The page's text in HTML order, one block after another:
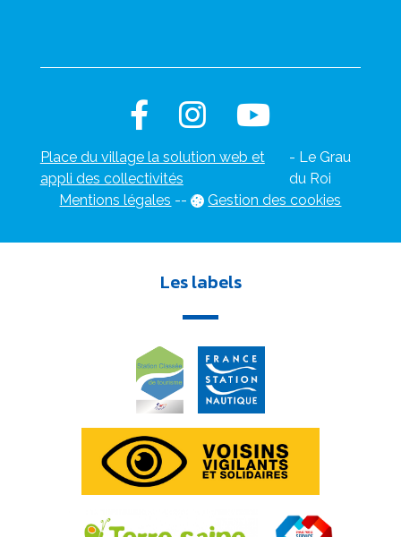
Place du village la solution web et
appli des collectivités
- Le Grau
du Roi
Mentions légales -- Gestion des cookies
Les labels